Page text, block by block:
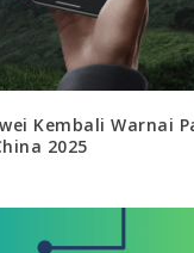
Kembali Warnai
2025